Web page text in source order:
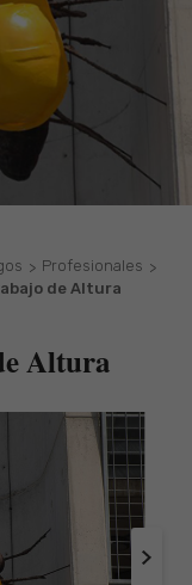
Profesionales
de Altura
Altura